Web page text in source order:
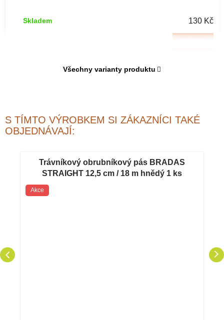
130 Kč
Skladem
Všechny varianty produktu
S TÍMTO VÝROBKEM SI ZÁKAZNÍCI TAKÉ
OBJEDNÁVAJÍ:
Trávníkový obrubníkový pás BRADAS
STRAIGHT 12,5 cm / 18 m hnědý 1 ks
Akce